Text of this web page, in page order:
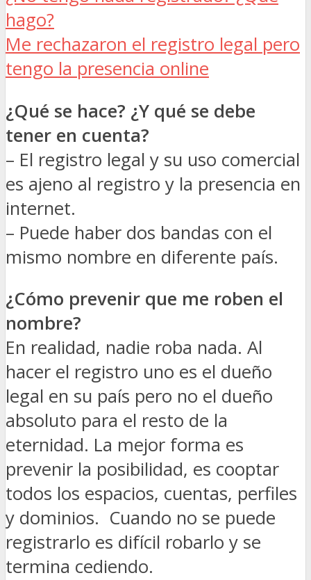
hago?
Me rechazaron el registro legal pero
tengo la presencia online
¿Qué se hace? ¿Y qué se debe
tener en cuenta?
– El registro legal y su uso comercial
es ajeno al registro y la presencia en
internet.
– Puede haber dos bandas con el
mismo nombre en diferente país.
¿Cómo prevenir que me roben el
nombre?
En realidad, nadie roba nada. Al
hacer el registro uno es el dueño
legal en su país pero no el dueño
absoluto para el resto de la
eternidad. La mejor forma es
prevenir la posibilidad, es cooptar
todos los espacios, cuentas, perfiles
y dominios. Cuando no se puede
registrarlo es difícil robarlo y se
termina cediendo.